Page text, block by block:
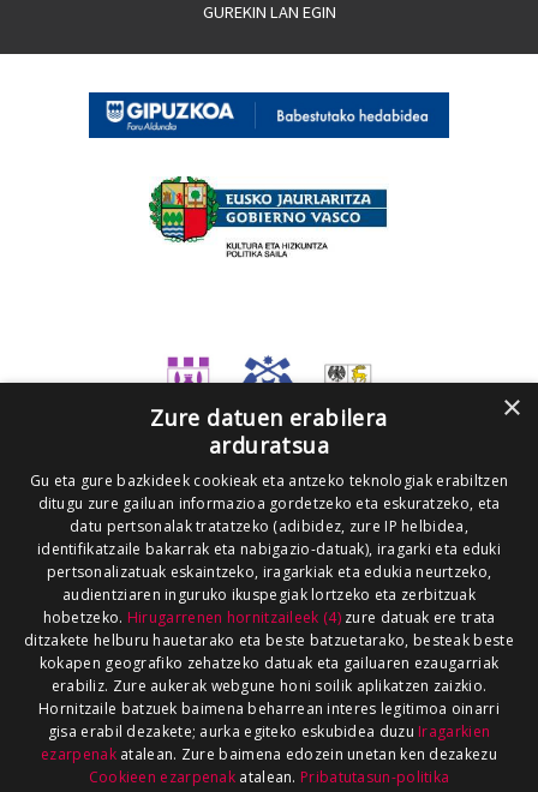
GUREKIN LAN EGIN
×
Zure datuen erabilera
arduratsua
Gu eta gure bazkideek cookieak eta antzeko teknologiak erabiltzen
ditugu zure gailuan informazioa gordetzeko eta eskuratzeko, eta
datu pertsonalak tratatzeko (adibidez, zure IP helbidea,
identifikatzaile bakarrak eta nabigazio-datuak), iragarki eta eduki
pertsonalizatuak eskaintzeko, iragarkiak eta edukia neurtzeko,
audientziaren inguruko ikuspegiak lortzeko eta zerbitzuak
hobetzeko. Hirugarrenen hornitzaileek (4)zure datuak ere trata
ditzakete helburu hauetarako eta beste batzuetarako, besteak beste
kokapen geografiko zehatzeko datuak eta gailuaren ezaugarriak
erabiliz. Zure aukerak webgune honi soilik aplikatzen zaizkio.
Hornitzaile batzuek baimena beharrean interes legitimoa oinarri
gisa erabil dezakete; aurka egiteko eskubidea duzu Iragarkien
ezarpenakatalean. Zure baimena edozein unetan ken dezakezu
Cookieen ezarpenak atalean. Pribatutasun-politika